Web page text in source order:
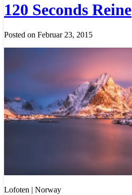
120 Seconds Reine
Posted on Februar 23, 2015
Lofoten | Norway